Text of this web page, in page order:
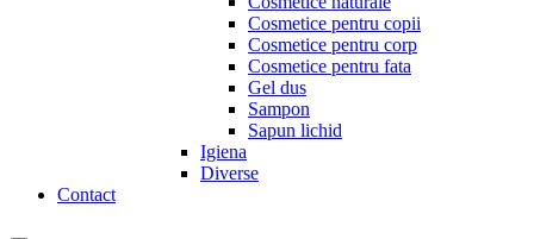
Cosmetice pentru copii
Cosmetice pentru corp
Cosmetice pentru fata
Gel dus
Sampon
Sapun lichid
Igiena
Diverse
Contact